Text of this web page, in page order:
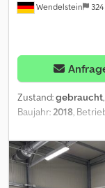
Wendelstein
Zustand:gebraucht
Baujahr:2018,
Masttyp:Simplex,
Getriebetyp:
2.300 mm
, Farbe:
Beleuchtung,